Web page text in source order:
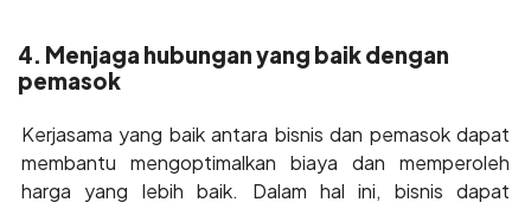
4. Menjaga hubungan yang baik dengan
pemasok
Kerjasama yang baik antara bisnis dan pemasok dapat
membantu mengoptimalkan biaya dan memperoleh
harga yang lebih baik. Dalam hal ini, bisnis dapat